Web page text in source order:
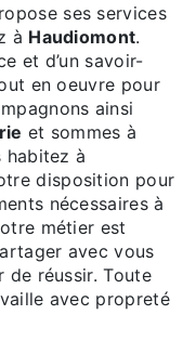
ses services
à Haudiomont.
et d’un savoir-
en oeuvre pour
ainsi
et sommes à
habitez à
disposition pour
nécessaires à
métier est
avec vous
de réussir. Toute
avec propreté